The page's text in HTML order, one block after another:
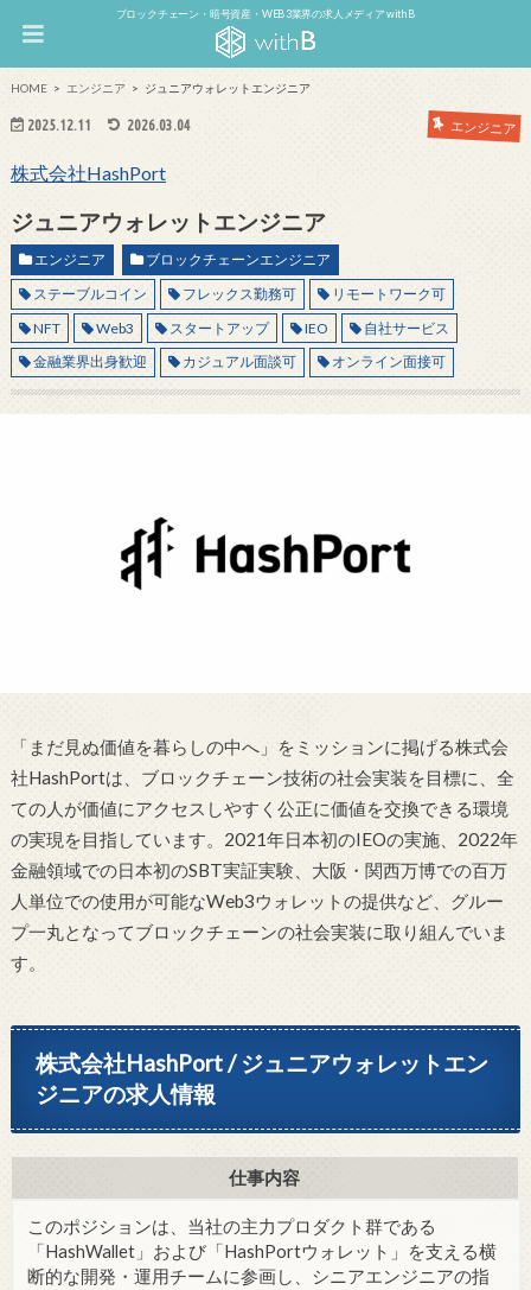
ブロックチェーン・暗号資産・WEB3業界の求人メディア withB
HOME エンジニア ジュニアウォレットエンジニア
2025.12.11 2026.03.04 エンジニア
株式会社HashPort
ジュニアウォレットエンジニア
エンジニア
ブロックチェーンエンジニア
ステーブルコイン
フレックス勤務可
リモートワーク可
NFT
Web3 スタートアップ IEO
自社サービス
金融業界出身歓迎
カジュアル面談可 オンライン面接可
「まだ見ぬ価値を暮らしの中へ」をミッションに掲げる株式会
社HashPortは、ブロックチェーン技術の社会実装を目標に、全
ての人が価値にアクセスしやすく公正に価値を交換できる環境
の実現を目指しています。2021年日本初のIEOの実施、2022年
金融領域での日本初のSBT実証実験、大阪・関西万博での百万
人単位での使用が可能なWeb3ウォレットの提供など、グルー
プ一丸となってブロックチェーンの社会実装に取り組んでいま
す。
株式会社HashPort / ジュニアウォレットエン
ジニアの求人情報
仕事内容
このポジションは、当社の主力プロダクト群である
「HashWallet」および「HashPortウォレット」を支える横
断的な開発・運用チームに参画し、シニアエンジニアの指